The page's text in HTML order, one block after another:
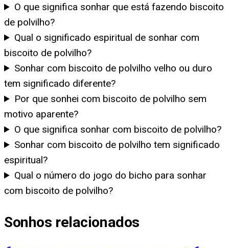
O que significa sonhar que está fazendo biscoito
de polvilho?
Qual o significado espiritual de sonhar com
biscoito de polvilho?
Sonhar com biscoito de polvilho velho ou duro
tem significado diferente?
Por que sonhei com biscoito de polvilho sem
motivo aparente?
O que significa sonhar com biscoito de polvilho?
Sonhar com biscoito de polvilho tem significado
espiritual?
Qual o número do jogo do bicho para sonhar
com biscoito de polvilho?
Sonhos relacionados